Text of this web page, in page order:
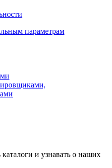
параметрам
и узнавать о наших